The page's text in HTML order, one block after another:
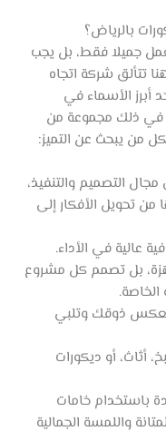
بالرياض؟
جميلا فقط، بل يجب
تتألق شركة اتجاه
أبرز الأسماء في
في ذلك مجموعة من
من يبحث عن التميز:
التصميم والتنفيذ،
تحويل الأفكار إلى
عالية في الأداء.
بل تصمم كل مشروع
الخاصة.
ذوقك وتلبي
أو ديكورات
باستخدام خامات
واللمسة الجمالية